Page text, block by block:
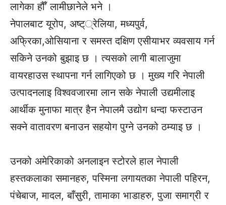
लागेका हौँ’ लामीछानेले भने ।
नेपालबाट यूरोप, अष्ट््रेलिया, मध्यपुर्व,
अफ्रिका,ओसियाना र समस्त दक्षिण एसीयाभर व्यवसाय गर्न
सकिने उनको बुझाइ छ । त्यसको लागी बालाजुमा
वायरहाउस स्थापना गर्न लागिएको छ । मुख्य गरि नेपाली
उत्पादनलाइ विश्ववजारमा लान सके नेपाली उद्यमीलाइ
आर्थीक मुनाफा मात्र हैन नेपालमै उद्योग धन्दा फस्टाउन
सक्ने वातावरण बनाउन सहयोग पुग्ने उनको ठम्याइ छ ।
उनको अमेरिकाको अनलाइन स्टोरले हाल नेपाली
हस्तकलाका समानहरु, पस्मिना लगायतका नेपाली पहिरन,
पंचेबाज, मादल, बाँसुरी, तामाका भाडाहरु, पुजा समाग्री र